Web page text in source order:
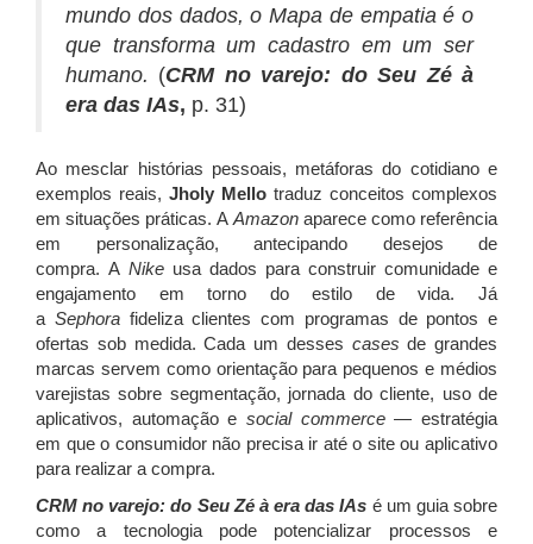
mundo dos dados, o Mapa de empatia é o
que transforma um cadastro em um ser
humano. (CRM no varejo: do Seu Zé à
era das IAs, p. 31)
Ao mesclar histórias pessoais, metáforas do cotidiano e
exemplos reais, Jholy Mello traduz conceitos complexos
em situações práticas. A Amazon aparece como referência
em personalização, antecipando desejos de
compra. A Nike usa dados para construir comunidade e
engajamento em torno do estilo de vida. Já
a Sephorafideliza clientes com programas de pontos e
ofertas sob medida. Cada um desses cases de grandes
marcas servem como orientação para pequenos e médios
varejistas sobre segmentação, jornada do cliente, uso de
aplicativos, automação esocial commerce — estratégia
em que o consumidor não precisa ir até o site ou aplicativo
para realizar a compra.
CRM no varejo: do Seu Zé à era das IAs é um guia sobre
como a tecnologia pode potencializar processos e